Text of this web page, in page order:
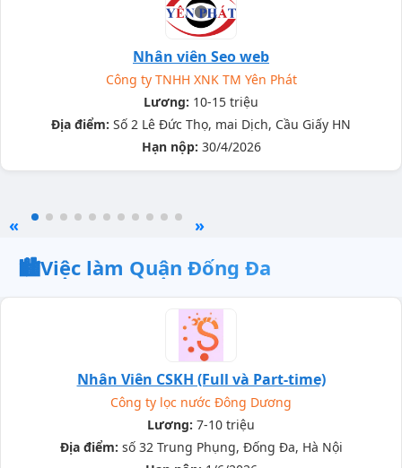
Nhân viên Seo web
Công ty TNHH XNK TM Yên Phát
Lương: 10-15 triệu
Địa điểm: Số 2 Lê Đức Thọ, mai Dịch, Cầu Giấy HN
Hạn nộp: 30/4/2026
« »
🏙️Việc làm Quận Đống Đa
Nhân Viên CSKH (Full và Part-time)
Công ty lọc nước Đông Dương
Lương: 7-10 triệu
Địa điểm: số 32 Trung Phụng, Đống Đa, Hà Nội